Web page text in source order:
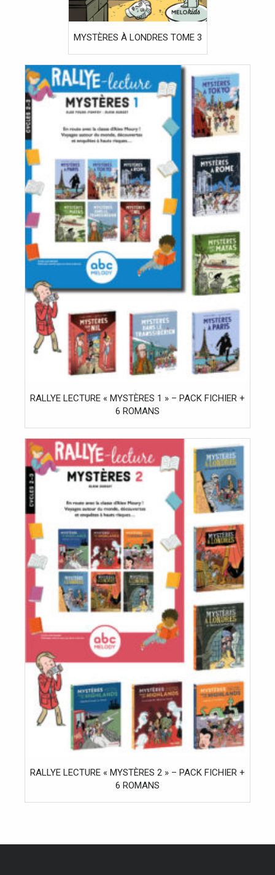
MYSTÈRES À LONDRES TOME 3
RALLYE LECTURE « MYSTÈRES 1 » – PACK FICHIER +
6 ROMANS
RALLYE LECTURE « MYSTÈRES 2 » – PACK FICHIER +
6 ROMANS